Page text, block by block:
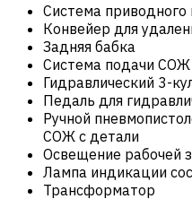
Система
Конвейер для
Задняя бабка
Система подачи СОЖ
Гидравлический 3-
Педаль для
Ручной
СОЖ с детали
Освещение рабочей
Лампа индикации
Трансформатор